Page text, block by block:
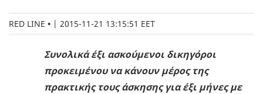
RED LINE | 2015-11-21 13:15:51 EET
Συνολικά έξι ασκούμενοι δικηγόροι
προκειμένου να κάνουν μέρος της
πρακτικής τους άσκησης για έξι μήνες με